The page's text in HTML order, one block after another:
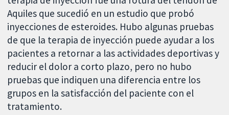
Aquiles que sucedió en un estudio que probó
inyecciones de esteroides. Hubo algunas pruebas
de que la terapia de inyección puede ayudar a los
pacientes a retornar a las actividades deportivas y
reducir el dolor a corto plazo, pero no hubo
pruebas que indiquen una diferencia entre los
grupos en la satisfacción del paciente con el
tratamiento.